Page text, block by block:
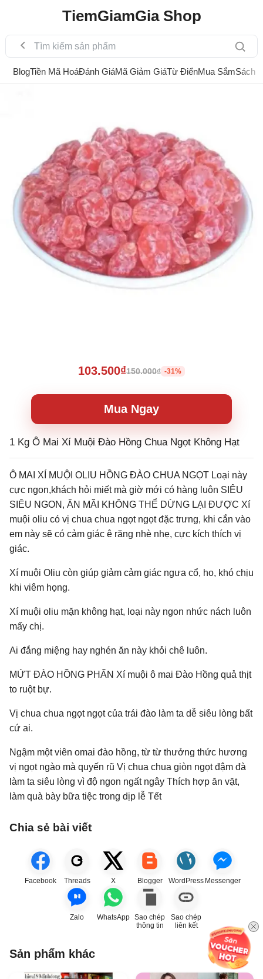
TiemGiamGia Shop
BlogTiền Mã HoáĐánh GiáMã Giảm GiáTừ ĐiểnMua SắmSách
103.500₫150.000₫ -31%
Mua Ngay
1 Kg Ô Mai Xí Muội Đào Hồng Chua Ngọt Không Hạt
Ô MAI XÍ MUỘI OLIU HỒNG ĐÀO CHUA NGỌT Loại này
cực ngon,khách hỏi miết mà giờ mới có hàng luôn SIÊU
SIÊU NGON, ĂN MÃI KHÔNG THỂ DỪNG LẠI ĐƯỢC Xí
muội oliu có vị chua chua ngọt ngọt đặc trưng, khi cắn vào
em này sẽ có cảm giác ê răng nhè nhẹ, cực kích thích vị
giác.
Xí muội Oliu còn giúp giảm cảm giác ngưa cổ, ho, khó chịu
khi viêm họng.
Xí muội oliu mặn không hạt, loại này ngon nhức nách luôn
mấy chị.
Ai đắng miệng hay nghén ăn này khỏi chê luôn.
MỨT ĐÀO HỒNG PHẤN Xí muội ô mai Đào Hồng quả thịt
to ruột bự.
Vị chua chua ngọt ngọt của trái đào làm ta dễ siêu lòng bất
cứ ai.
Ngậm một viên omai đào hồng, từ từ thưởng thức hương
vị ngọt ngào mà quyến rũ Vị chua chua giòn ngọt đậm đà
làm ta siêu lòng vì độ ngon ngất ngây Thích hợp ăn vặt,
làm quà bày bữa tiệc trong dịp lễ Tết
Chia sẻ bài viết
Facebook Threads X Blogger WordPress Messenger
Zalo WhatsApp Sao chép
thông tin
Sao chép
liên kết
Sản phẩm khác